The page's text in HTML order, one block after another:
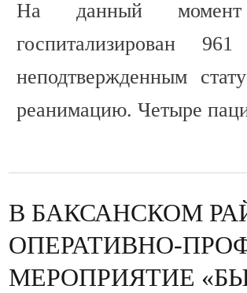
На данный момент
госпитализирован
неподтвержденным
реанимацию. Четыре
В БАКСАНСКОМ
ОПЕРАТИВНО-
МЕРОПРИЯТИЕ